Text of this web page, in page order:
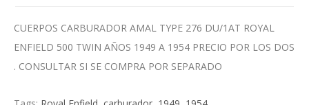
CUERPOS CARBURADOR AMAL TYPE 276 DU/1AT ROYAL
ENFIELD 500 TWIN AÑOS 1949 A 1954 PRECIO POR LOS DOS
. CONSULTAR SI SE COMPRA POR SEPARADO